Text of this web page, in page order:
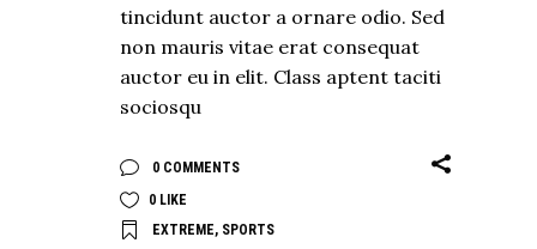
tincidunt auctor a ornare odio. Sed
non mauris vitae erat consequat
auctor eu in elit. Class aptent taciti
sociosqu
0 COMMENTS
0 LIKE
EXTREME, SPORTS